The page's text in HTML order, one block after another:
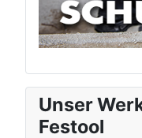
Unser
Festool